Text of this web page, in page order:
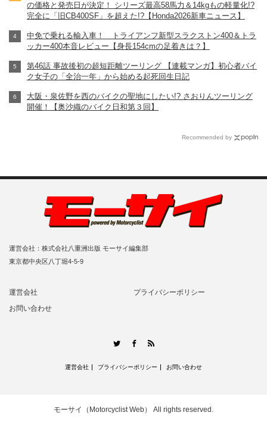
の価格と発売日が決定！ シリーズ最高58馬力＆14kgもの軽量化!?
完全に「旧CB400SF」を超えた!?【Honda2026新車ニュース】
中免で乗れる輸入車！ トライアンフ新型スラクストン400＆トラ
ッカー400本音レビュー【身長154cmの足着きは？】
第46話 事故後初の超短距離ツーリング 【連載マンガ】初心者バイ
ク女子の「全治一年」から始める起死回生日記
大阪・泉佐野を西のバイクの聖地にしたい!? さおりんツーリング
開催！【奥沙織のバイク日和第３回】
Recommended by
運営会社：株式会社八重洲出版 モーサイ編集部
東京都中央区八丁堀4-5-9
運営会社
プライバシーポリシー
お問い合わせ
TwitterFacebook
運営会社 プライバシーポリシー お問い合わせ
モーサイ（Motorcyclist Web） All rights reserved.